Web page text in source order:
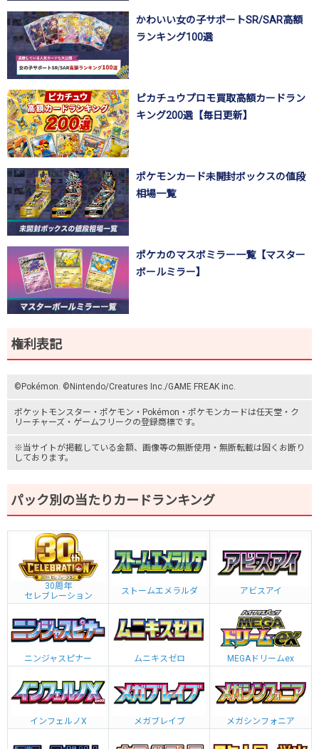
かわいい女の子サポートSR/SAR高額
ランキング100選
ピカチュウプロモ買取高額カードラン
キング200選【毎日更新】
ポケモンカード未開封ボックスの値段
相場一覧
ポケカのマスボミラー一覧【マスター
ボールミラー】
権利表記
©Pokémon. ©Nintendo/Creatures Inc./GAME FREAK inc.
ポケットモンスター ・ポケモン・Pokémon・ ポケモンカードは任天堂・ ク
リーチャーズ ・ ゲームフリークの登録商標です。
※当サイトが掲載している金額、画像等の無断使用・無断転載は固くお断り
しております。
パック別の当たりカードランキング
30周年
セレブレーション
ストームエメラルダ アビスアイ
ニンジャスピナー ムニキスゼロ MEGAドリームex
インフェルノX メガブレイブ メガシンフォニア